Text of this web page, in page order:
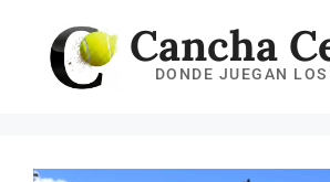
contenido
Cancha
DONDE JUEGAN